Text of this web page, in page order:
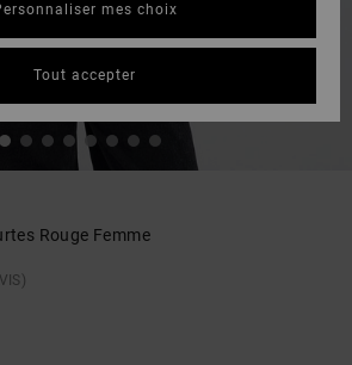
Rouge Femme
mes choix
Tout accepter